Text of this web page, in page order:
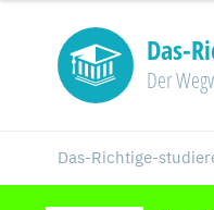
Das-
Der
Das-Richtige-